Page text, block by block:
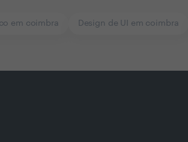
em coimbra Design de UI em coimbra